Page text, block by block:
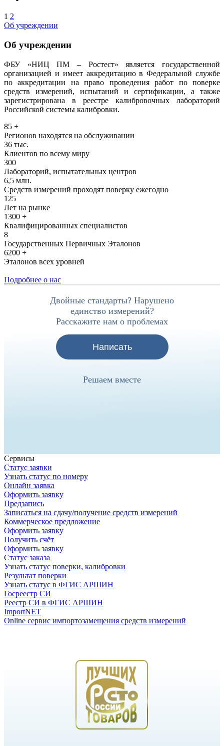
1 2
Об учреждении
Об учреждении
ФБУ «НИЦ ПМ – Ростест» является государственной
организацией и имеет аккредитацию в Федеральной службе
по аккредитации на право проведения работ по поверке
средств измерений, испытаний и сертификации, а также
зарегистрирована в реестре калибровочных лабораторий
Российской системы калибровки.
85 +
Регионов находятся на обслуживании
36 тыс.
Клиентов по всему миру
300
Лабораторий, испытательных центров
6,5 млн.
Средств измерений проходят поверку ежегодно
125
Лет на рынке
1300 +
Квалифицированных специалистов
8
Государственных Первичных Эталонов
6200 +
Эталонов всех уровней
Подробнее о нас
Двойные стандарты? Нарушено
единство измерений?
Расскажите нам о проблемах
Написать
Решаем вместе
Сервисы
Статус заявки
Узнать статус по номеру
Онлайн заявка
Оформить заявку
Предзапись
Записаться на сдачу/получение средств измерений
Коммерческое предложение
Оформить заявку
Получить счёт
Оформить заявку
Статус заказа
Узнать статус поверки, калибровки
Результат поверки
Узнать статус в ФГИС АРШИН
Госреестр СИ
Реестр СИ в ФГИС АРШИН
ImportNET
Online сервис импортозамещения средств измерений